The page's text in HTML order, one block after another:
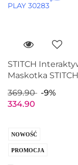
STITCH
Maskotka STITCH
Pluszak JUST
30283
369.90
-9%
334.90
NOWOŚĆ
PROMOCJA